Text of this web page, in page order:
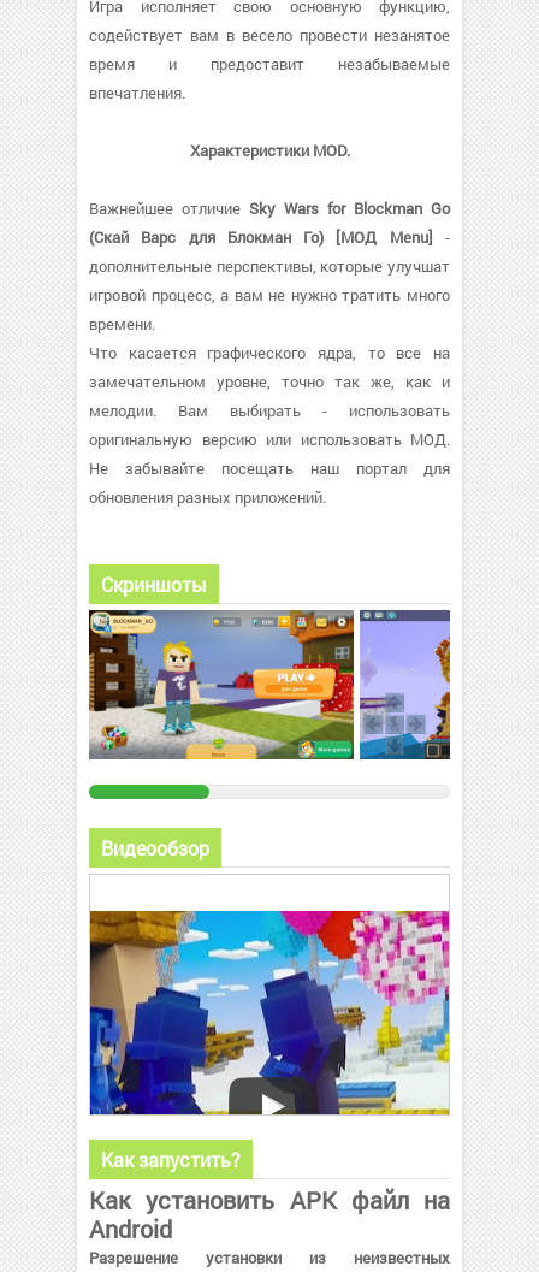
Игра исполняет свою основную функцию,
содействует вам в весело провести незанятое
время и предоставит незабываемые
впечатления.
Характеристики MOD.
Важнейшее отличие Sky Wars for Blockman Go
(Скай Варс для Блокман Го) [МОД Menu] -
дополнительные перспективы, которые улучшат
игровой процесс, а вам не нужно тратить много
времени.
Что касается графического ядра, то все на
замечательном уровне, точно так же, как и
мелодии. Вам выбирать - использовать
оригинальную версию или использовать МОД.
Не забывайте посещать наш портал для
обновления разных приложений.
Скриншоты
Видеообзор
Как запустить?
Как установить APK файл на
Android
Разрешение установки из неизвестных